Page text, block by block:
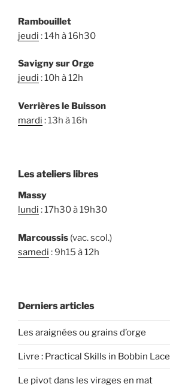
Rambouillet
jeudi : 14h à 16h30
Savigny sur Orge
jeudi : 10h à 12h
Verrières le Buisson
mardi : 13h à 16h
Les ateliers libres
Massy
lundi : 17h30 à 19h30
Marcoussis (vac. scol.)
samedi : 9h15 à 12h
Derniers articles
Les araignées ou grains d’orge
Livre : Practical Skills in Bobbin Lace
Le pivot dans les virages en mat